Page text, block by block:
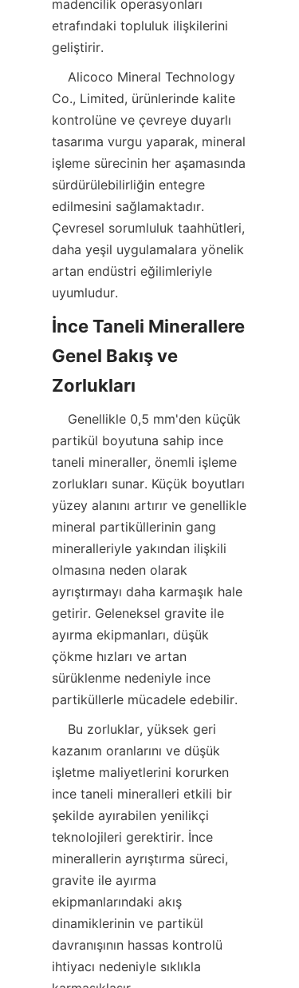
madencilik operasyonları
etrafındaki topluluk ilişkilerini
Co., Limited, ürünlerinde kalite
kontrolüne ve çevreye duyarlı
tasarıma vurgu yaparak, mineral
işleme sürecinin her aşamasında
sürdürülebilirliğin entegre
edilmesini sağlamaktadır.
Çevresel sorumluluk taahhütleri,
daha yeşil uygulamalara yönelik
artan endüstri eğilimleriyle
İnce Taneli Minerallere
Genel Bakış ve
partikül boyutuna sahip ince
taneli mineraller, önemli işleme
zorlukları sunar. Küçük boyutları
yüzey alanını artırır ve genellikle
mineral partiküllerinin gang
mineralleriyle yakından ilişkili
olmasına neden olarak
ayrıştırmayı daha karmaşık hale
getirir. Geleneksel gravite ile
ayırma ekipmanları, düşük
çökme hızları ve artan
sürüklenme nedeniyle ince
kazanım oranlarını ve düşük
işletme maliyetlerini korurken
ince taneli mineralleri etkili bir
şekilde ayırabilen yenilikçi
teknolojileri gerektirir. İnce
minerallerin ayrıştırma süreci,
gravite ile ayırma
ekipmanlarındaki akış
dinamiklerinin ve partikül
davranışının hassas kontrolü
ihtiyacı nedeniyle sıklıkla